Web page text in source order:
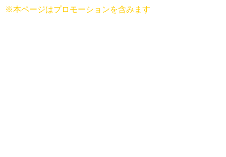
※本ページはプロモーションを含みます